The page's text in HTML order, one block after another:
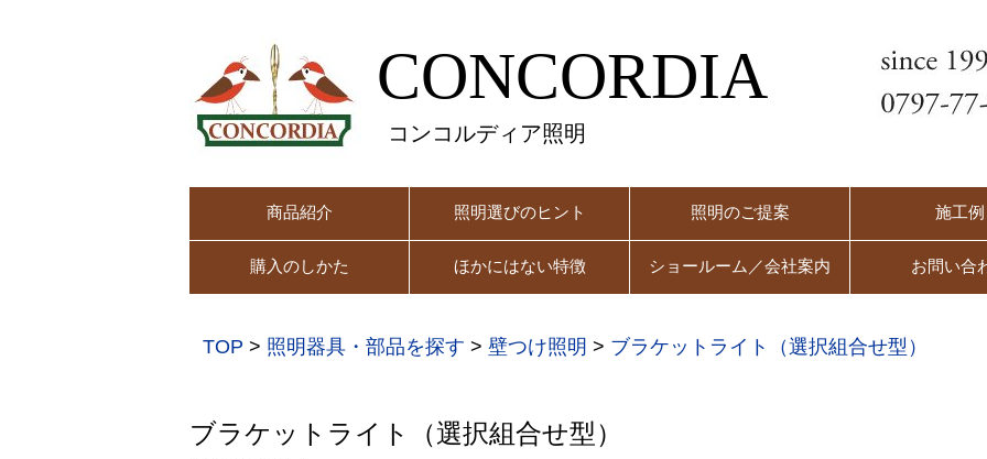
CONCORDIA
コンコルディア照明
商品紹介 照明選びのヒント 照明のご提案 施工例
購入のしかた ほかにはない特徴 ショールーム／会社案内 お問い合
TOP > 照明器具・部品を探す > 壁つけ照明 > ブラケットライト（選択組合せ型）
ブラケットライト（選択組合せ型）